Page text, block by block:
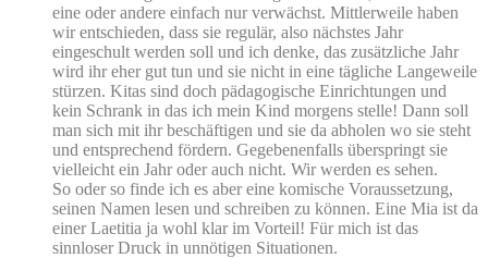
eine oder andere einfach nur verwächst. Mittlerweile haben
wir entschieden, dass sie regulär, also nächstes Jahr
eingeschult werden soll und ich denke, das zusätzliche Jahr
wird ihr eher gut tun und sie nicht in eine tägliche Langeweile
stürzen. Kitas sind doch pädagogische Einrichtungen und
kein Schrank in das ich mein Kind morgens stelle! Dann soll
man sich mit ihr beschäftigen und sie da abholen wo sie steht
und entsprechend fördern. Gegebenenfalls überspringt sie
vielleicht ein Jahr oder auch nicht. Wir werden es sehen.
So oder so finde ich es aber eine komische Voraussetzung,
seinen Namen lesen und schreiben zu können. Eine Mia ist da
einer Laetitia ja wohl klar im Vorteil! Für mich ist das
sinnloser Druck in unnötigen Situationen.